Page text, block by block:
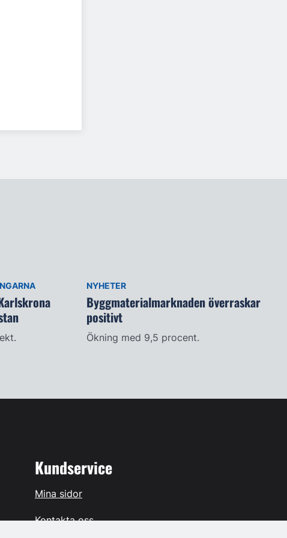
NYHETER
Byggmaterialmarknaden överraskar
positivt
Ökning med 9,5 procent.
Kundservice
Mina sidor
Kontakta oss